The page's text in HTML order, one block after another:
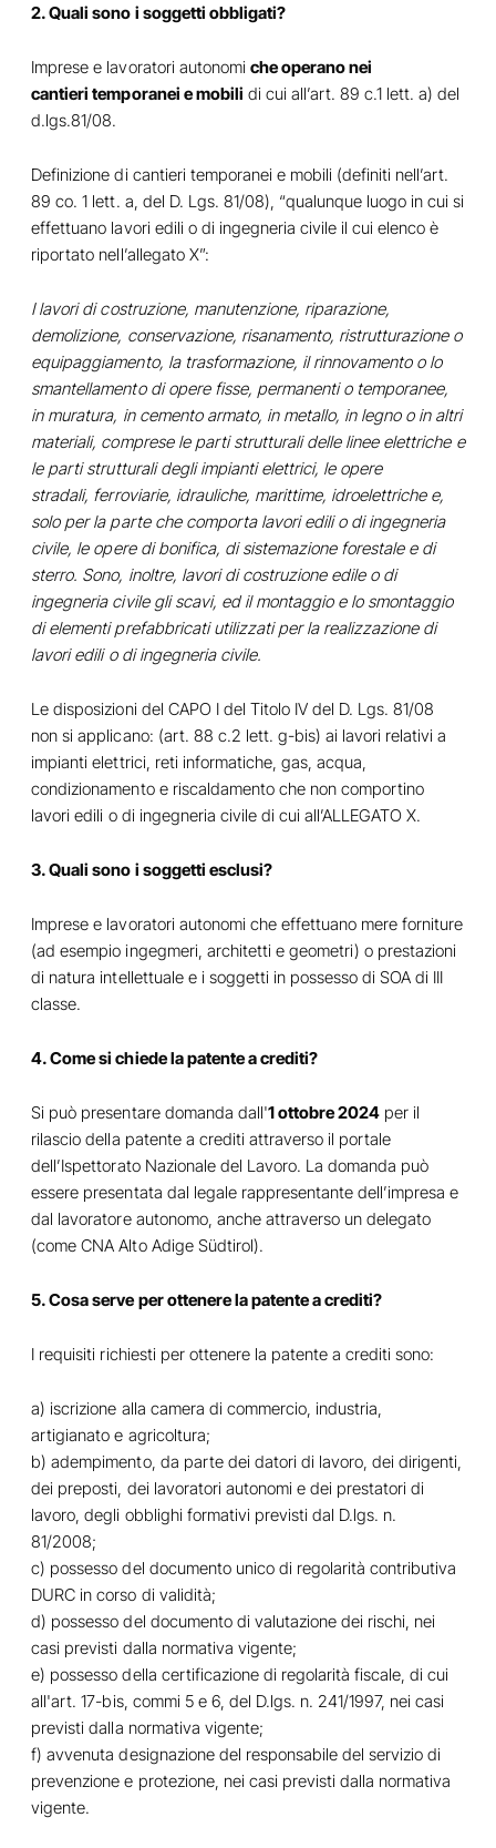
2. Quali sono i soggetti obbligati?
Imprese e lavoratori autonomi che operano nei
cantieri temporanei e mobili di cui all’art. 89 c.1 lett. a) del
d.lgs.81/08.
Definizione di cantieri temporanei e mobili (definiti nell’art.
89 co. 1 lett. a, del D. Lgs. 81/08), “qualunque luogo in cui si
effettuano lavori edili o di ingegneria civile il cui elenco è
riportato nell’allegato X”:
I lavori di costruzione, manutenzione, riparazione,
demolizione, conservazione, risanamento, ristrutturazione o
equipaggiamento, la trasformazione, il rinnovamento o lo
smantellamento di opere fisse, permanenti o temporanee,
in muratura, in cemento armato, in metallo, in legno o in altri
materiali, comprese le parti strutturali delle linee elettriche e
le parti strutturali degli impianti elettrici, le opere
stradali, ferroviarie, idrauliche, marittime, idroelettriche e,
solo per la parte che comporta lavori edili o di ingegneria
civile, le opere di bonifica, di sistemazione forestale e di
sterro. Sono, inoltre, lavori di costruzione edile o di
ingegneria civile gli scavi, ed il montaggio e lo smontaggio
di elementi prefabbricati utilizzati per la realizzazione di
lavori edili o di ingegneria civile.
Le disposizioni del CAPO I del Titolo IV del D. Lgs. 81/08
non si applicano: (art. 88 c.2 lett. g-bis) ai lavori relativi a
impianti elettrici, reti informatiche, gas, acqua,
condizionamento e riscaldamento che non comportino
lavori edili o di ingegneria civile di cui all’ALLEGATO X.
3. Quali sono i soggetti esclusi?
Imprese e lavoratori autonomi che effettuano mere forniture
(ad esempio ingegmeri, architetti e geometri) o prestazioni
di natura intellettuale e i soggetti in possesso di SOA di III
classe.
4. Come si chiede la patente a crediti?
Si può presentare domanda dall'1 ottobre 2024 per il
rilascio della patente a crediti attraverso il portale
dell’Ispettorato Nazionale del Lavoro. La domanda può
essere presentata dal legale rappresentante dell’impresa e
dal lavoratore autonomo, anche attraverso un delegato
(come CNA Alto Adige Südtirol).
5. Cosa serve per ottenere la patente a crediti?
I requisiti richiesti per ottenere la patente a crediti sono:
a) iscrizione alla camera di commercio, industria,
artigianato e agricoltura;
b) adempimento, da parte dei datori di lavoro, dei dirigenti,
dei preposti, dei lavoratori autonomi e dei prestatori di
lavoro, degli obblighi formativi previsti dal D.lgs. n.
81/2008;
c) possesso del documento unico di regolarità contributiva
DURC in corso di validità;
d) possesso del documento di valutazione dei rischi, nei
casi previsti dalla normativa vigente;
e) possesso della certificazione di regolarità fiscale, di cui
all'art. 17-bis, commi 5 e 6, del D.lgs. n. 241/1997, nei casi
previsti dalla normativa vigente;
f) avvenuta designazione del responsabile del servizio di
prevenzione e protezione, nei casi previsti dalla normativa
vigente.